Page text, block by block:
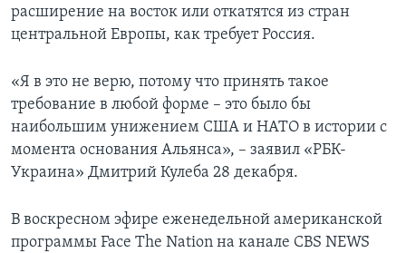
расширение на восток или откатятся из стран
центральной Европы, как требует Россия.
«Я в это не верю, потому что принять такое
требование в любой форме – это было бы
наибольшим унижением США и НАТО в истории с
момента основания Альянса», – заявил «РБК-
Украина» Дмитрий Кулеба 28 декабря.
В воскресном эфире еженедельной американской
программы Face The Nation на канале CBS NEWS